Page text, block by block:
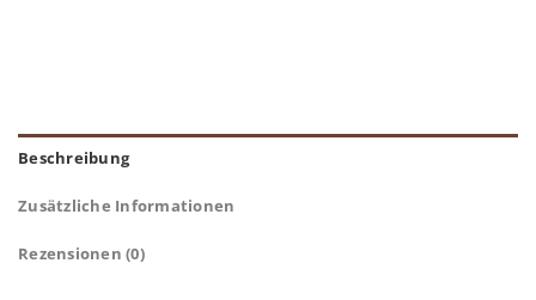
Beschreibung
Zusätzliche Informationen
Rezensionen (0)